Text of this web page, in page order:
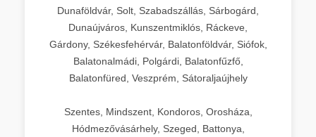
Dunaföldvár, Solt, Szabadszállás, Sárbogárd,
Dunaújváros, Kunszentmiklós, Ráckeve,
Gárdony, Székesfehérvár, Balatonföldvár, Siófok,
Balatonalmádi, Polgárdi, Balatonfűzfő,
Balatonfüred, Veszprém, Sátoraljaújhely
Szentes, Mindszent, Kondoros, Orosháza,
Hódmezővásárhely, Szeged, Battonya,